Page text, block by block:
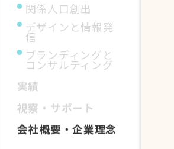
関係人口創出
デザインと情報発
信
ブランディングと
コンサルティング
実績
視察・サポート
会社概要・企業理念